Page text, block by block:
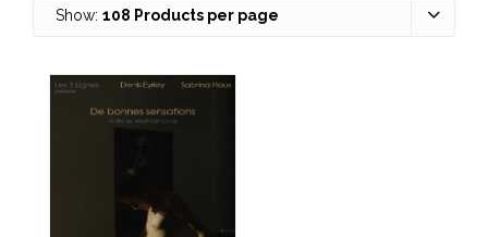
Show: 108 Products per page